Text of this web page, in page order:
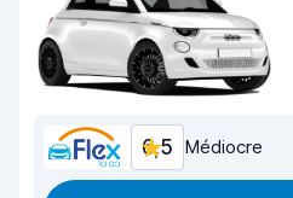
6,5 Médiocre